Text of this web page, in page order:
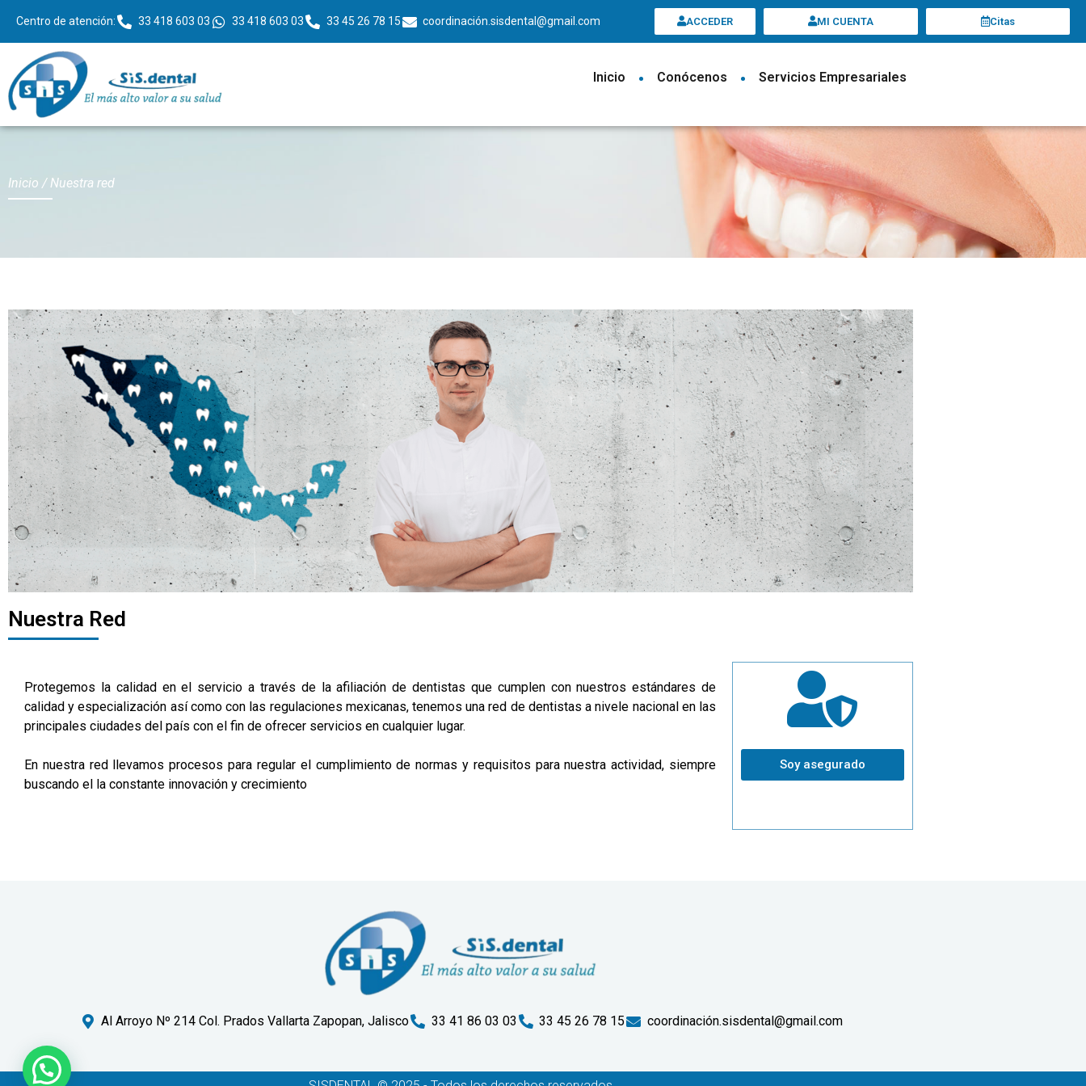
Centro de atención: 33 418 603 03 33 418 603 03 33 45 26 78 15 coordinación.sisdental@gmail.com ACCEDER MI CUENTA Citas
Inicio • Conócenos • Servicios Empresariales
Inicio / Nuestra red
Nuestra Red
Protegemos la calidad en el servicio a través de la afiliación de dentistas que cumplen con nuestros estándares de
calidad y especialización así como con las regulaciones mexicanas, tenemos una red de dentistas a nivele nacional en las
principales ciudades del país con el fin de ofrecer servicios en cualquier lugar.
En nuestra red llevamos procesos para regular el cumplimiento de normas y requisitos para nuestra actividad, siempre
buscando el la constante innovación y crecimiento
Soy asegurado
Al Arroyo Nº 214 Col. Prados Vallarta Zapopan, Jalisco 33 41 86 03 03 33 45 26 78 15 coordinación.sisdental@gmail.com